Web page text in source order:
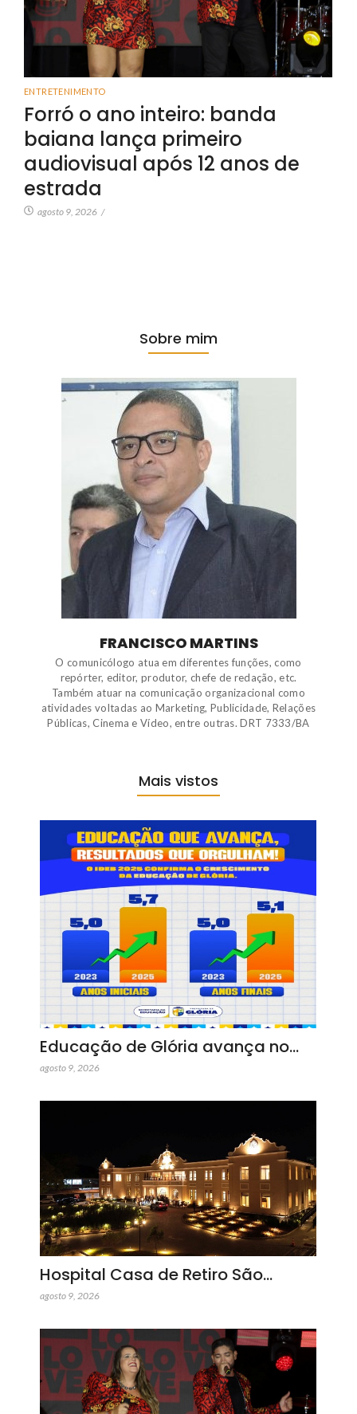
ENTRETENIMENTO
Forró o ano inteiro: banda
baiana lança primeiro
audiovisual após 12 anos de
estrada
agosto 9, 2026 /
Sobre mim
FRANCISCO MARTINS
O comunicólogo atua em diferentes funções, como
repórter, editor, produtor, chefe de redação, etc.
Também atuar na comunicação organizacional como
atividades voltadas ao Marketing, Publicidade, Relações
Públicas, Cinema e Vídeo, entre outras. DRT 7333/BA
Mais vistos
Educação de Glória avança no…
agosto 9, 2026
Hospital Casa de Retiro São…
agosto 9, 2026